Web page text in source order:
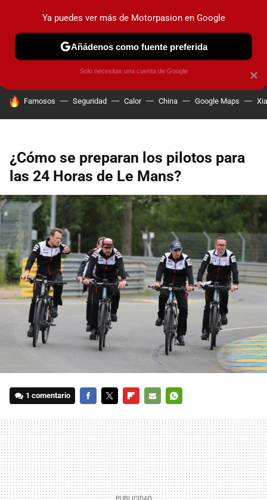
PRUEBAS COCHES ELÉCTRICOS OBSERVATORIO
HOY SE HABLA DE
Famosos Seguridad Calor China Google Maps
¿Cómo se preparan los pilotos para
las 24 Horas de Le Mans?
1 comentario
MAIL
×
Ya puedes ver más de Motorpasion en Google
Añádenos como fuente preferida
Solo necesitas una cuenta de Google